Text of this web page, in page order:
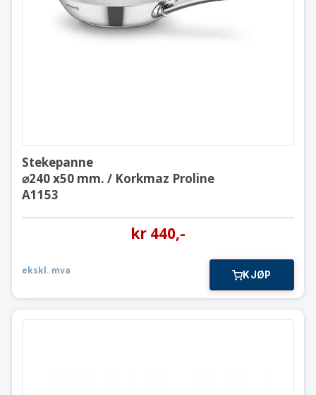
Stekepanne
⌀240 x50 mm. / Korkmaz Proline
Stekepanne
⌀240 x50 mm. / Korkmaz Proline
A1153
kr 440,-
ekskl. mva KJØP